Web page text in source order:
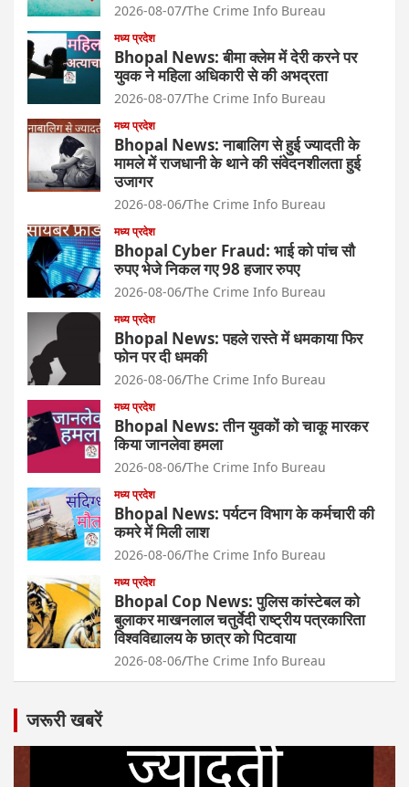
2026-08-07 The Crime Info Bureau
मध्य प्रदेश
Bhopal News: बीमा क्लेम में देरी करने पर
युवक ने महिला अधिकारी से की अभद्रता
2026-08-07 The Crime Info Bureau
मध्य प्रदेश
Bhopal News: नाबालिग से हुई ज्यादती के
मामले में राजधानी के थाने की संवेदनशीलता हुई
उजागर
2026-08-06 The Crime Info Bureau
मध्य प्रदेश
Bhopal Cyber Fraud: भाई को पांच सौ
रुपए भेजे निकल गए 98 हजार रुपए
2026-08-06 The Crime Info Bureau
मध्य प्रदेश
Bhopal News: पहले रास्ते में धमकाया फिर
फोन पर दी धमकी
2026-08-06 The Crime Info Bureau
मध्य प्रदेश
Bhopal News: तीन युवकों को चाकू मारकर
किया जानलेवा हमला
2026-08-06 The Crime Info Bureau
मध्य प्रदेश
Bhopal News: पर्यटन विभाग के कर्मचारी की
कमरे में मिली लाश
2026-08-06 The Crime Info Bureau
मध्य प्रदेश
Bhopal Cop News: पुलिस कांस्टेबल को
बुलाकर माखनलाल चतुर्वेदी राष्ट्रीय पत्रकारिता
विश्वविद्यालय के छात्र को पिटवाया
2026-08-06 The Crime Info Bureau
जरूरी खबरें